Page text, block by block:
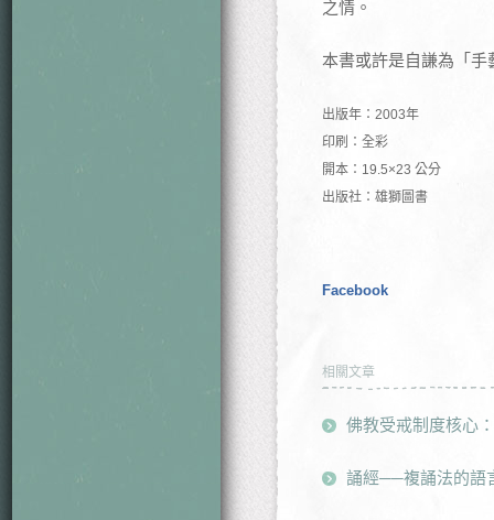
之情。
本書或許是自謙為「
出版年：2003年
印刷：全彩
開本：19.5×23 公分
出版社：雄獅圖書
Facebook
相關文章
佛教受戒制度核心
誦經──複誦法的語